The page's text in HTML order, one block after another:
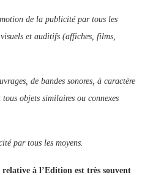
de la publicité par tous les
et auditifs (affiches, films,
de bandes sonores, à caractère
objets similaires ou connexes
par tous les moyens.
relative à l’Edition est très souvent